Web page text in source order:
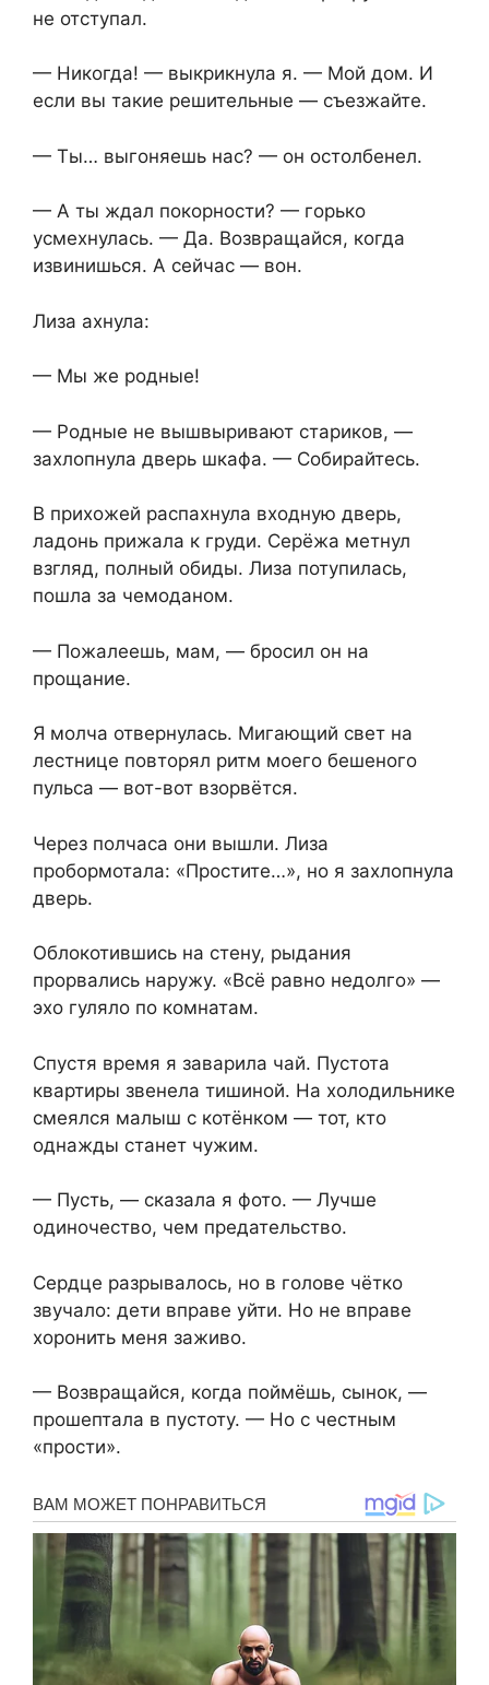
не отступал.
— Никогда! — выкрикнула я. — Мой дом. И
если вы такие решительные — съезжайте.
— Ты… выгоняешь нас? — он остолбенел.
— А ты ждал покорности? — горько
усмехнулась. — Да. Возвращайся, когда
извинишься. А сейчас — вон.
Лиза ахнула:
— Мы же родные!
— Родные не вышвыривают стариков, —
захлопнула дверь шкафа. — Собирайтесь.
В прихожей распахнула входную дверь,
ладонь прижала к груди. Серёжа метнул
взгляд, полный обиды. Лиза потупилась,
пошла за чемоданом.
— Пожалеешь, мам, — бросил он на
прощание.
Я молча отвернулась. Мигающий свет на
лестнице повторял ритм моего бешеного
пульса — вот-вот взорвётся.
Через полчаса они вышли. Лиза
пробормотала: «Простите…», но я захлопнула
дверь.
Облокотившись на стену, рыдания
прорвались наружу. «Всё равно недолго» —
эхо гуляло по комнатам.
Спустя время я заварила чай. Пустота
квартиры звенела тишиной. На холодильнике
смеялся малыш с котёнком — тот, кто
однажды станет чужим.
— Пусть, — сказала я фото. — Лучше
одиночество, чем предательство.
Сердце разрывалось, но в голове чётко
звучало: дети вправе уйти. Но не вправе
хоронить меня заживо.
— Возвращайся, когда поймёшь, сынок, —
прошептала в пустоту. — Но с честным
«прости».